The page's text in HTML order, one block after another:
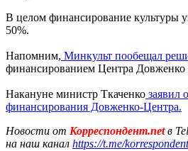
В целом финансирование культуры
50%.
Напомним, Минкульт пообещал
финансированием Центра Довженко
Накануне министр Ткаченко заявил
финансирования Довженко-Центра.
Новости от Корреспондент.netв
на наш канал https://t.me/